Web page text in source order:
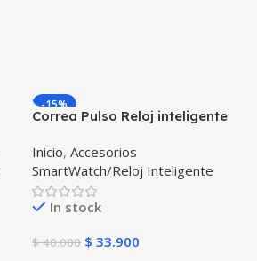
-15%
Correa Pulso Reloj inteligente
Inicio,Accesorios
SmartWatch/Reloj Inteligente
In stock
$40.000 $ 33.900